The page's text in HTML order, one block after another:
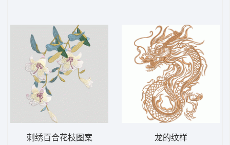
刺绣百合花枝图案 龙的纹样